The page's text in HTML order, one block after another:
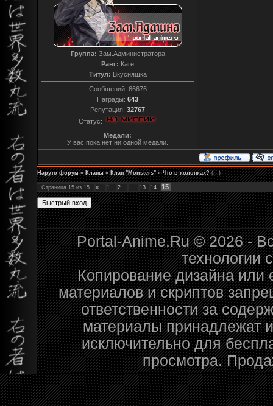
Группа: Зам.Администратора
Ранг: Каге
Титул: Вкусняшка
Сообщений: 66676
Награды: 643
Репутация: 32767
Статус:
Медали:
У вас пока нет ни одной медали.
Наруто форум » Кланы » Клан "Monsters" » Что в колонках? (...)
Страница 15 из 15 « 1 2 13 14 15
Portal-Anime.Ru © 2026 -
технологии
Копирование дизайна или
материалов и скриптов
ответственности за
материалы принадлежат
исключительно для
просмотра.